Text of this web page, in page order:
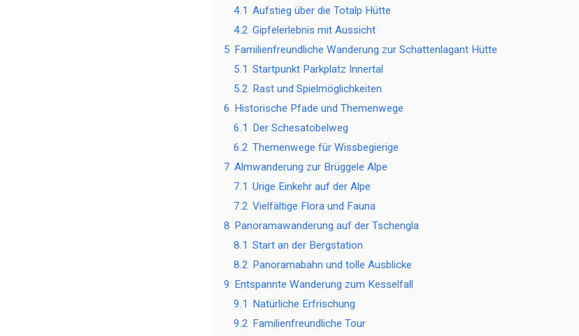
4.1 Aufstieg über die Totalp Hütte
4.2 Gipfelerlebnis mit Aussicht
5 Familienfreundliche Wanderung zur Schattenlagant Hütte
5.1 Startpunkt Parkplatz Innertal
5.2 Rast und Spielmöglichkeiten
6 Historische Pfade und Themenwege
6.1 Der Schesatobelweg
6.2 Themenwege für Wissbegierige
7 Almwanderung zur Brüggele Alpe
7.1 Urige Einkehr auf der Alpe
7.2 Vielfältige Flora und Fauna
8 Panoramawanderung auf der Tschengla
8.1 Start an der Bergstation
8.2 Panoramabahn und tolle Ausblicke
9 Entspannte Wanderung zum Kesselfall
9.1 Natürliche Erfrischung
9.2 Familienfreundliche Tour